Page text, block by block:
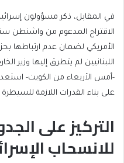
في المقابل، ذكر مسؤولون
الاقتراح المدعوم من واشنطن
الأمريكي لضمان عدم ارتباطها
اللبنانيين لم يتطرق إليها وزير
-أمس الأربعاء من الكويت-
على بناء ⁠القدرات اللازمة
التركيز على
للانسحاب